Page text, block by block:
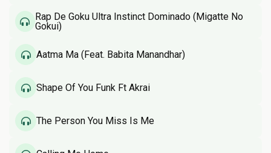
Rap De Goku Ultra Instinct Dominado (Migatte No
Gokui)
Aatma Ma (Feat. Babita Manandhar)
Shape Of You Funk Ft Akrai
The Person You Miss Is Me